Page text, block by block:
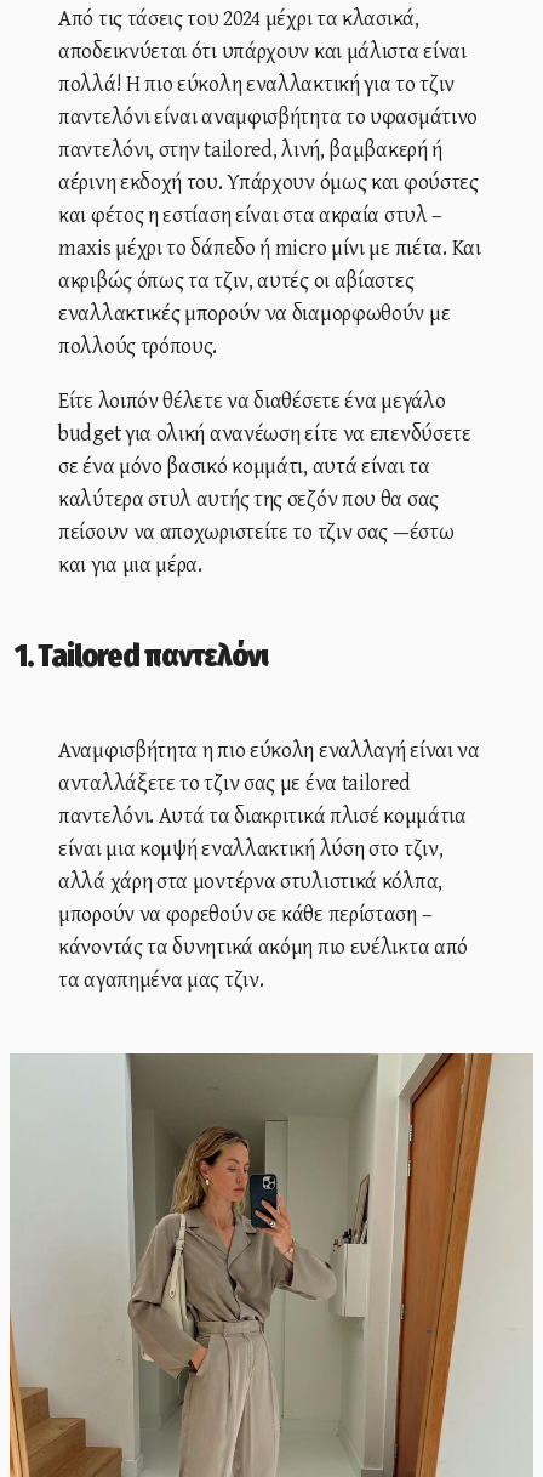
Από τις τάσεις του 2024 μέχρι τα κλασικά,
αποδεικνύεται ότι υπάρχουν και μάλιστα είναι
πολλά! Η πιο εύκολη εναλλακτική για το τζιν
παντελόνι είναι αναμφισβήτητα το υφασμάτινο
παντελόνι, στην tailored, λινή, βαμβακερή ή
αέρινη εκδοχή του. Υπάρχουν όμως και φούστες
και φέτος η εστίαση είναι στα ακραία στυλ –
maxis μέχρι το δάπεδο ή micro μίνι με πιέτα. Και
ακριβώς όπως τα τζιν, αυτές οι αβίαστες
εναλλακτικές μπορούν να διαμορφωθούν με
πολλούς τρόπους.
Είτε λοιπόν θέλετε να διαθέσετε ένα μεγάλο
budget για ολική ανανέωση είτε να επενδύσετε
σε ένα μόνο βασικό κομμάτι, αυτά είναι τα
καλύτερα στυλ αυτής της σεζόν που θα σας
πείσουν να αποχωριστείτε το τζιν σας —έστω
και για μια μέρα.
1. Tailored παντελόνι
Αναμφισβήτητα η πιο εύκολη εναλλαγή είναι να
ανταλλάξετε το τζιν σας με ένα tailored
παντελόνι. Αυτά τα διακριτικά πλισέ κομμάτια
είναι μια κομψή εναλλακτική λύση στο τζιν,
αλλά χάρη στα μοντέρνα στυλιστικά κόλπα,
μπορούν να φορεθούν σε κάθε περίσταση –
κάνοντάς τα δυνητικά ακόμη πιο ευέλικτα από
τα αγαπημένα μας τζιν.